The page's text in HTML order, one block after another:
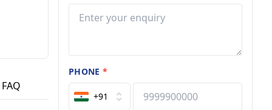
FAQ
PHONE*
+91